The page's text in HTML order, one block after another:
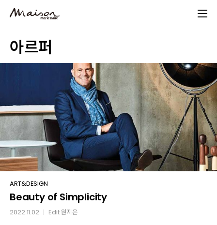
content
아르퍼
Beauty
of
Simplicity
ART&DESIGN
Beauty of Simplicity
2022.11.02 Edit원지은